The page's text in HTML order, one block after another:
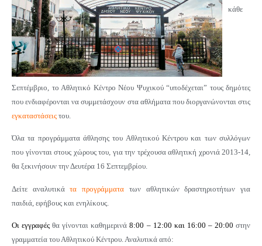
κάθε
Σεπτέμβριο, το Αθλητικό Κέντρο Νέου Ψυχικού “υποδέχεται” τους δημότες
που ενδιαφέρονται να συμμετάσχουν στα αθλήματα που διοργανώνονται στις
εγκαταστάσεις του.
Όλα τα προγράμματα άθλησης του Αθλητικού Κέντρου και των συλλόγων
που γίνονται στους χώρους του, για την τρέχουσα αθλητική χρονιά 2013-14,
θα ξεκινήσουν την Δευτέρα 16 Σεπτεμβρίου.
Δείτε αναλυτικάτα προγράμματα των αθλητικών δραστηριοτήτων για
παιδιά, εφήβους και ενηλίκους.
Οι εγγραφές θα γίνονται καθημερινά8:00 – 12:00 και 16:00 – 20:00 στην
γραμματεία του Αθλητικού Κέντρου.Αναλυτικά από: